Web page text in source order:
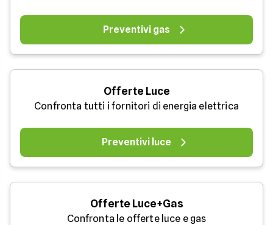
Preventivi gas
Offerte Luce
Confronta tutti i fornitori di energia elettrica
Preventivi luce
Offerte Luce+Gas
Confronta le offerte luce e gas